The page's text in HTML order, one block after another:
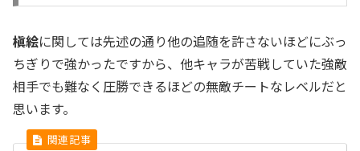
槇絵に関しては先述の通り他の追随を許さないほどにぶっ
ちぎりで強かったですから、他キャラが苦戦していた強敵
相手でも難なく圧勝できるほどの無敵チートなレベルだと
思います。